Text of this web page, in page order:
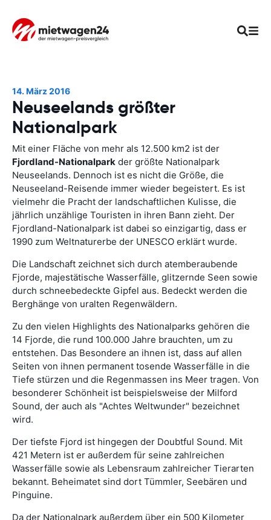
14. März 2016
Neuseelands größter
Nationalpark
Mit einer Fläche von mehr als 12.500 km2 ist der
Fjordland-Nationalpark der größte Nationalpark
Neuseelands. Dennoch ist es nicht die Größe, die
Neuseeland-Reisende immer wieder begeistert. Es ist
vielmehr die Pracht der landschaftlichen Kulisse, die
jährlich unzählige Touristen in ihren Bann zieht. Der
Fjordland-Nationalpark ist dabei so einzigartig, dass er
1990 zum Weltnaturerbe der UNESCO erklärt wurde.
Die Landschaft zeichnet sich durch atemberaubende
Fjorde, majestätische Wasserfälle, glitzernde Seen sowie
durch schneebedeckte Gipfel aus. Bedeckt werden die
Berghänge von uralten Regenwäldern.
Zu den vielen Highlights des Nationalparks gehören die
14 Fjorde, die rund 100.000 Jahre brauchten, um zu
entstehen. Das Besondere an ihnen ist, dass auf allen
Seiten von ihnen permanent tosende Wasserfälle in die
Tiefe stürzen und die Regenmassen ins Meer tragen. Von
besonderer Schönheit ist beispielsweise der Milford
Sound, der auch als "Achtes Weltwunder" bezeichnet
wird.
Der tiefste Fjord ist hingegen der Doubtful Sound. Mit
421 Metern ist er außerdem für seine zahlreichen
Wasserfälle sowie als Lebensraum zahlreicher Tierarten
bekannt. Beheimatet sind dort Tümmler, Seebären und
Pinguine.
Da der Nationalpark außerdem über ein 500 Kilometer